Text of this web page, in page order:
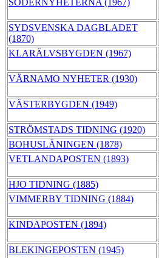
SÖDERNYHETERNA (1967)
SYDSVENSKA DAGBLADET
(1870)
KLARÄLVSBYGDEN (1967)
VÄRNAMO NYHETER (1930)
VÄSTERBYGDEN (1949)
STRÖMSTADS TIDNING (1920)
BOHUSLÄNINGEN (1878)
VETLANDAPOSTEN (1893)
HJO TIDNING (1885)
VIMMERBY TIDNING (1884)
KINDAPOSTEN (1894)
BLEKINGEPOSTEN (1945)